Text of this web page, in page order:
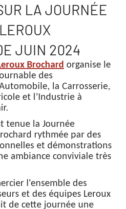
LA JOURNÉE
JUIN 2024
Brochard organise le
des
la Carrosserie,
et l’Industrie à
tenue la Journée
rythmée par des
et démonstrations
ambiance conviviale très
l'ensemble des
et des équipes Leroux
de cette journée une